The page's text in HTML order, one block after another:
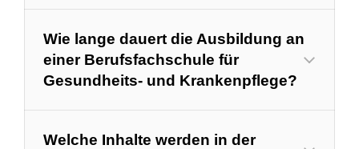
Wie lange dauert die Ausbildung an
einer Berufsfachschule für
Gesundheits- und Krankenpflege?
Welche Inhalte werden in der